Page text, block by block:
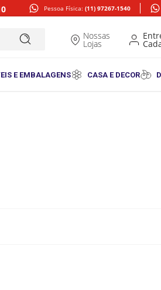
Pessoa Física: (11) 97267-1540
Nossas
Lojas
E EMBALAGENS CASA E DECOR